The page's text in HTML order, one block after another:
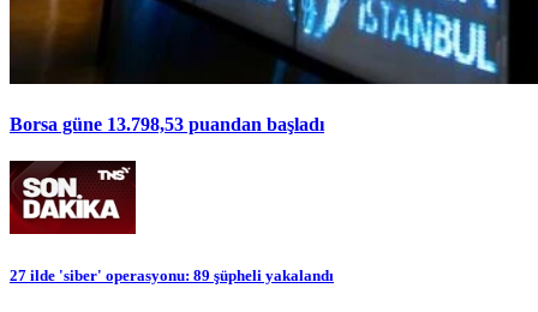
Borsa güne 13.798,53 puandan başladı
27 ilde 'siber' operasyonu: 89 şüpheli yakalandı